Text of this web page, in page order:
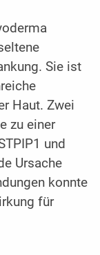
Sie ist
Haut. Zwei
zu einer
und
Ursache
konnte
für